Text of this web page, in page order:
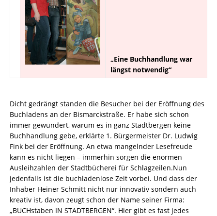
„Eine Buchhandlung war
längst notwendig“
Dicht gedrängt standen die Besucher bei der Eröffnung des
Buchladens an der Bismarckstraße. Er habe sich schon
immer gewundert, warum es in ganz Stadtbergen keine
Buchhandlung gebe, erklärte 1. Bürgermeister Dr. Ludwig
Fink bei der Eröffnung. An etwa mangelnder Lesefreude
kann es nicht liegen – immerhin sorgen die enormen
Ausleihzahlen der Stadtbücherei für Schlagzeilen.Nun
jedenfalls ist die buchladenlose Zeit vorbei. Und dass der
Inhaber Heiner Schmitt nicht nur innovativ sondern auch
kreativ ist, davon zeugt schon der Name seiner Firma:
„BUCHstaben IN STADTBERGEN“. Hier gibt es fast jedes